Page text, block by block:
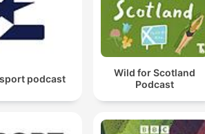
podcast
Wild for Scotland
Podcast